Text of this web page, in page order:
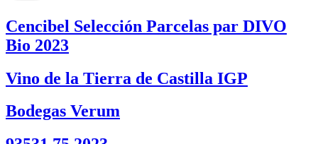
Cencibel Selección Parcelas par DIVO
Bio 2023
Vino de la Tierra de Castilla IGP
Bodegas Verum